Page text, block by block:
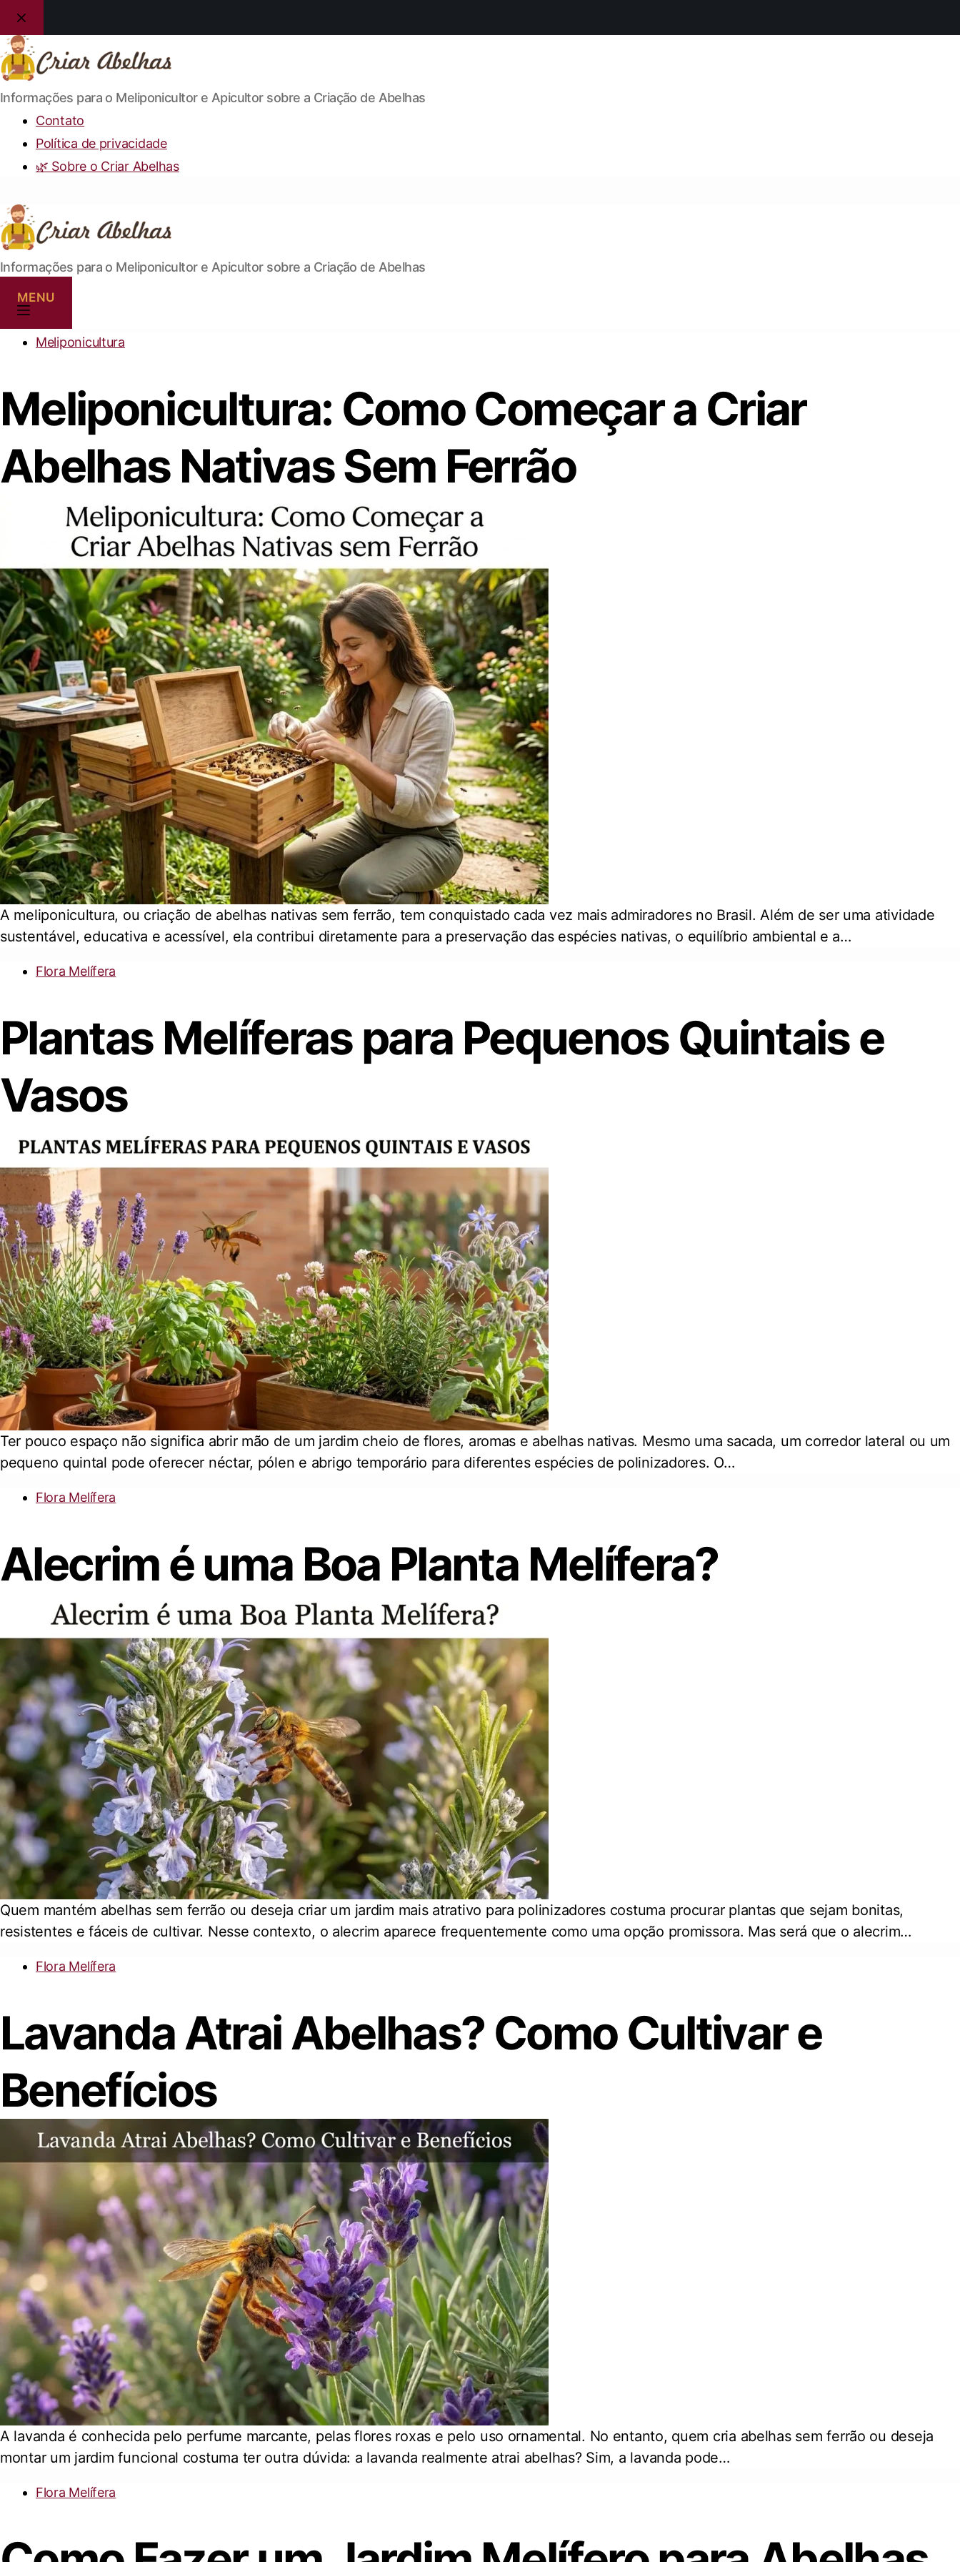
Informações para o Meliponicultor e Apicultor sobre a Criação de Abelhas
Contato
Política de privacidade
🌿 Sobre o Criar Abelhas
Informações para o Meliponicultor e Apicultor sobre a Criação de Abelhas
MENU
Meliponicultura
Meliponicultura: Como Começar a Criar
Abelhas Nativas Sem Ferrão
A meliponicultura, ou criação de abelhas nativas sem ferrão, tem conquistado cada vez mais admiradores no Brasil. Além de ser uma atividade
sustentável, educativa e acessível, ela contribui diretamente para a preservação das espécies nativas, o equilíbrio ambiental e a…
Flora Melífera
Plantas Melíferas para Pequenos Quintais e
Vasos
Ter pouco espaço não significa abrir mão de um jardim cheio de flores, aromas e abelhas nativas. Mesmo uma sacada, um corredor lateral ou um
pequeno quintal pode oferecer néctar, pólen e abrigo temporário para diferentes espécies de polinizadores. O…
Flora Melífera
Alecrim é uma Boa Planta Melífera?
Quem mantém abelhas sem ferrão ou deseja criar um jardim mais atrativo para polinizadores costuma procurar plantas que sejam bonitas,
resistentes e fáceis de cultivar. Nesse contexto, o alecrim aparece frequentemente como uma opção promissora. Mas será que o alecrim…
Flora Melífera
Lavanda Atrai Abelhas? Como Cultivar e
Benefícios
A lavanda é conhecida pelo perfume marcante, pelas flores roxas e pelo uso ornamental. No entanto, quem cria abelhas sem ferrão ou deseja
montar um jardim funcional costuma ter outra dúvida: a lavanda realmente atrai abelhas? Sim, a lavanda pode…
Flora Melífera